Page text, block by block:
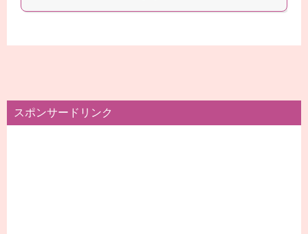
スポンサードリンク